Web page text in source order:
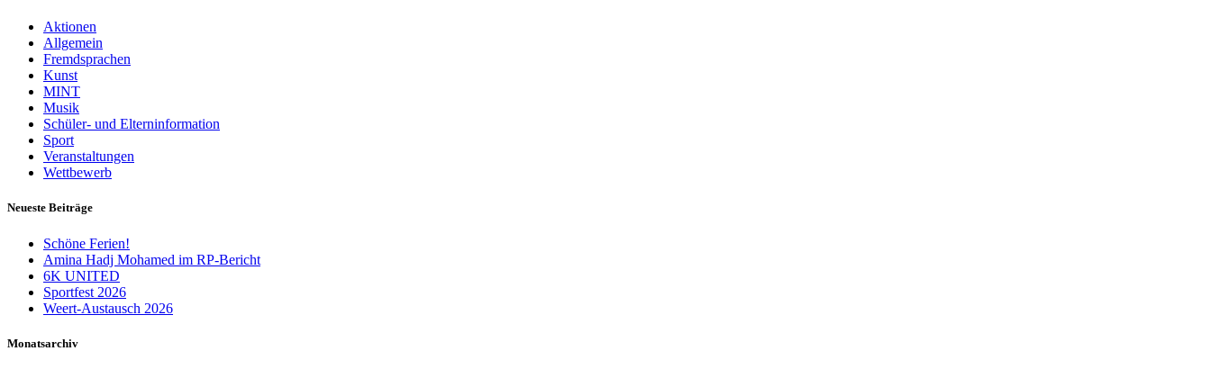
Aktionen
Allgemein
Fremdsprachen
Kunst
MINT
Musik
Schüler- und Elterninformation
Sport
Veranstaltungen
Wettbewerb
Neueste Beiträge
Schöne Ferien!
Amina Hadj Mohamed im RP-Bericht
6K UNITED
Sportfest 2026
Weert-Austausch 2026
Monatsarchiv